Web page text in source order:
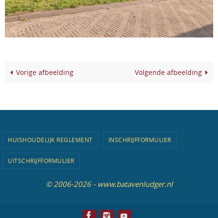
Vorige afbeelding Volgende afbeelding
HUISHOUDELIJK REGLEMENT INSCHRIJFFORMULIER
UITSCHRIJFFORMULIER
© 2006-2026 - www.batavenludger.nl